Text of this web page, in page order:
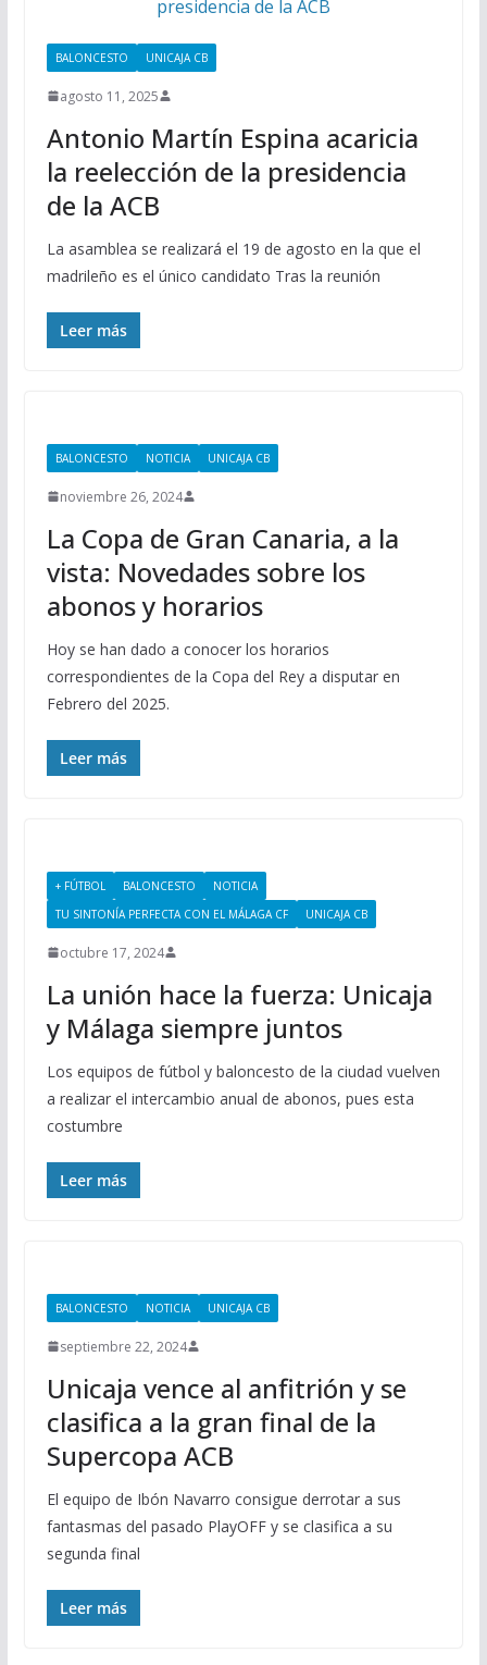
BALONCESTO UNICAJA CB
agosto 11, 2025
Antonio Martín Espina acaricia
la reelección de la presidencia
de la ACB
La asamblea se realizará el 19 de agosto en la que el
madrileño es el único candidato Tras la reunión
Leer más
BALONCESTO NOTICIA UNICAJA CB
noviembre 26, 2024
La Copa de Gran Canaria, a la
vista: Novedades sobre los
abonos y horarios
Hoy se han dado a conocer los horarios
correspondientes de la Copa del Rey a disputar en
Febrero del 2025.
Leer más
+ FÚTBOL BALONCESTO
NOTICIA
TU SINTONÍA PERFECTA CON EL MÁLAGA CF
UNICAJA CB
octubre 17, 2024
La unión hace la fuerza: Unicaja
y Málaga siempre juntos
Los equipos de fútbol y baloncesto de la ciudad vuelven
a realizar el intercambio anual de abonos, pues esta
costumbre
Leer más
BALONCESTO NOTICIA UNICAJA CB
septiembre 22, 2024
Unicaja vence al anfitrión y se
clasifica a la gran final de la
Supercopa ACB
El equipo de Ibón Navarro consigue derrotar a sus
fantasmas del pasado PlayOFF y se clasifica a su
segunda final
Leer más